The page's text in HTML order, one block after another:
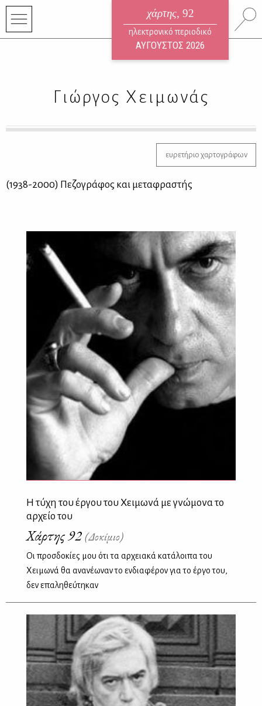
χάρτης, 92
ηλεκτρονικό περιοδικό
ΑΥΓΟΥΣΤΟΣ 2026
Γιώργος Χειμωνάς
ευρετήριο χαρτογράφων
(1938-2000) Πε­ζο­γρά­φος και με­τα­φρα­στής
Η τύχη του έργου του Χειμωνά με γνώμονα το
αρχείο του
Χάρτης 92 (Δοκίμιο)
Οι προσδοκίες μου ότι τα αρχειακά κατάλοιπα του
Χειμωνά θα ανανέωναν το ενδιαφέρον για το έργο του,
δεν επαληθεύτηκαν